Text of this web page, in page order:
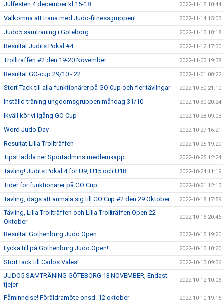
Julfesten 4 december kl 15-18 2022-11-15 10:44
Välkomna att träna med Judo-fitnessgruppen! 2022-11-14 15:03
Judo5 samträning i Göteborg 2022-11-13 18:18
Resultat Judits Pokal #4 2022-11-12 17:30
Trollträffen #2 den 19-20 November 2022-11-03 19:38
Resultat GO-cup 29/10 - 22 2022-11-01 08:22
Stort Tack till alla funktionärer på GO Cup och fler tävlingar 2022-10-30 21:10
Inställd träning ungdomsgruppen måndag 31/10 2022-10-30 20:24
Ikväll kör vi igång GO Cup 2022-10-28 09:03
Word Judo Day 2022-10-27 16:21
Resultat Lilla Trollträffen 2022-10-25 19:20
Tips! ladda ner Sportadmins medlemsapp. 2022-10-25 12:24
Tävling! Judits Pokal 4 för U9, U15 och U18 2022-10-24 11:19
Tider för funktionärer på GO Cup 2022-10-21 12:13
Tävling, dags att anmäla sig till GO Cup #2 den 29 Oktober 2022-10-18 17:59
Tävling, Lilla Trollträffen och Lilla Trollträffen Open 22
Oktober
2022-10-16 20:46
Resultat Gothenburg Judo Open 2022-10-15 19:20
Lycka till på Gothenburg Judo Open! 2022-10-13 10:20
Stort tack till Carlos Vales! 2022-10-13 09:36
JUDO5 SAMTRÄNING GÖTEBORG 13 NOVEMBER, Endast
tjejer
2022-10-12 10:06
Påminnelse! Föräldramöte onsd. 12 oktober 2022-10-10 19:16